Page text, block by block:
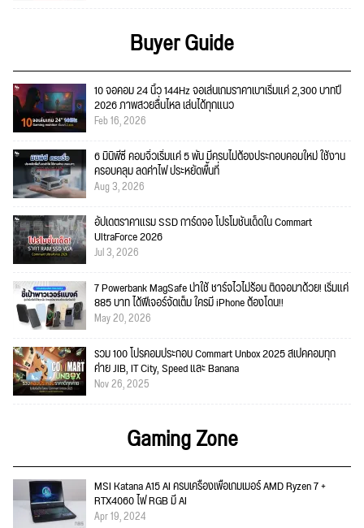
Buyer Guide
10 จอคอม 24 นิ้ว 144Hz จอเล่นเกมราคาเบาเริ่มแค่ 2,300 บาทปี
2026 ภาพสวยลื่นไหล เล่นได้ทุกแนว
Feb 16, 2026
6 มินิพีซี คอมจิ๋วเริ่มแค่ 5 พัน มีครบไม่ต้องประกอบคอมใหม่ ใช้งาน
ครอบคลุม ลดค่าไฟ ประหยัดพื้นที่
Aug 3, 2026
อัปเดตราคาแรม SSD การ์ดจอ โปรโมชั่นเด็ดใน Commart
UltraForce 2026
Jul 3, 2026
7 Powerbank MagSafe น่าใช้ ชาร์จไวไม่ร้อน ติดจอมาด้วย! เริ่มแค่
885 บาท ได้ฟีเจอร์จัดเต็ม ใครมี iPhone ต้องโดน!!
May 20, 2026
รวม 100 โปรคอมประกอบ Commart Unbox 2025 สเปคคอมทุก
ค่าย JIB, IT City, Speed และ Banana
Nov 26, 2025
Gaming Zone
MSI Katana A15 AI ครบเครื่องเพื่อเกมเมอร์ AMD Ryzen 7 +
RTX4060 ไฟ RGB มี AI
Apr 19, 2024